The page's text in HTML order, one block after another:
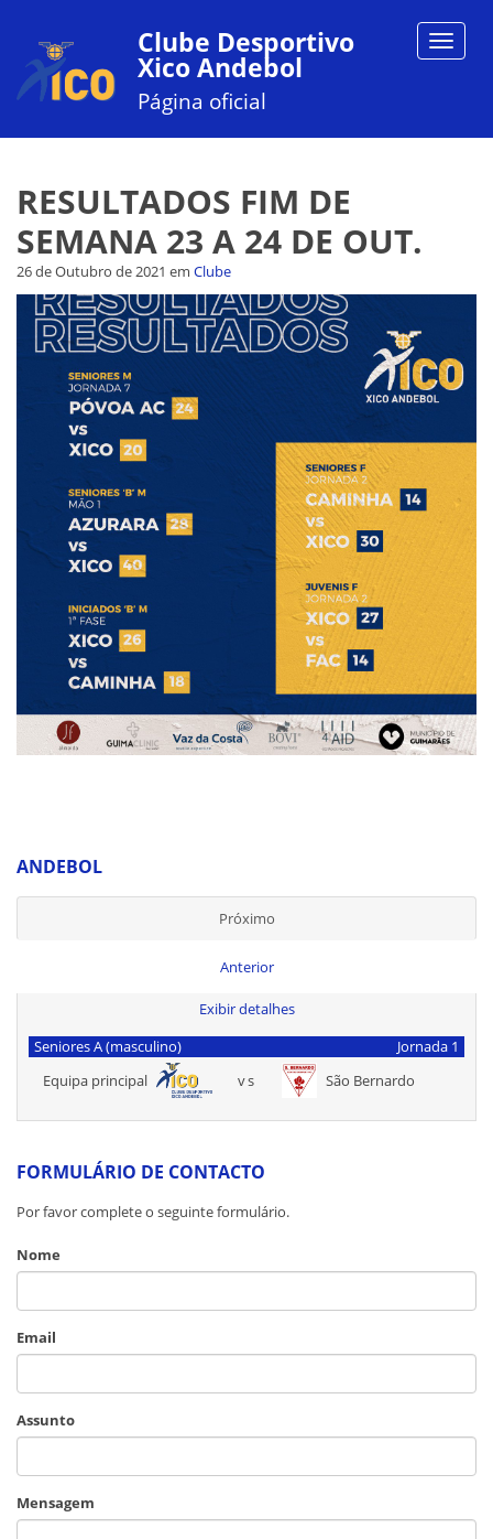
Toggle
Clube Desportivo
Xico Andebol
Página oficial
RESULTADOS FIM DE
SEMANA 23 A 24 DE OUT.
26 de Outubro de 2021 em Clube
ANDEBOL
Próximo
Anterior
Exibir detalhes
Seniores A (masculino)
Jornada 1
Equipa principal
vs São Bernardo
FORMULÁRIO DE CONTACTO
Por favor complete o seguinte formulário.
Nome
Email
Assunto
Mensagem